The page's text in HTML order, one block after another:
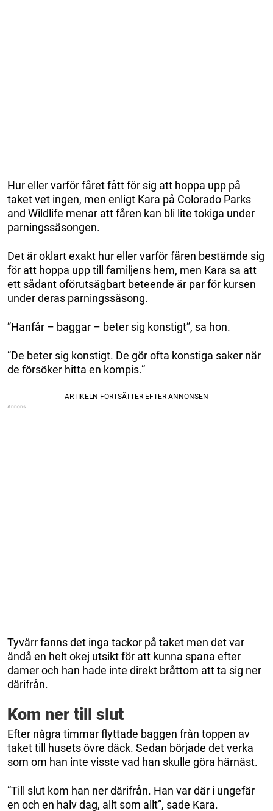
Hur eller varför fåret fått för sig att hoppa upp på
taket vet ingen, men enligt Kara på Colorado Parks
and Wildlife menar att fåren kan bli lite tokiga under
parningssäsongen.
Det är oklart exakt hur eller varför fåren bestämde sig
för att hoppa upp till familjens hem, men Kara sa att
ett sådant oförutsägbart beteende är par för kursen
under deras parningssäsong.
”Hanfår – baggar – beter sig konstigt”, sa hon.
”De beter sig konstigt. De gör ofta konstiga saker när
de försöker hitta en kompis.”
Tyvärr fanns det inga tackor på taket men det var
ändå en helt okej utsikt för att kunna spana efter
damer och han hade inte direkt bråttom att ta sig ner
därifrån.
Kom ner till slut
Efter några timmar flyttade baggen från toppen av
taket till husets övre däck. Sedan började det verka
som om han inte visste vad han skulle göra härnäst.
”Till slut kom han ner därifrån. Han var där i ungefär
en och en halv dag, allt som allt”, sade Kara.